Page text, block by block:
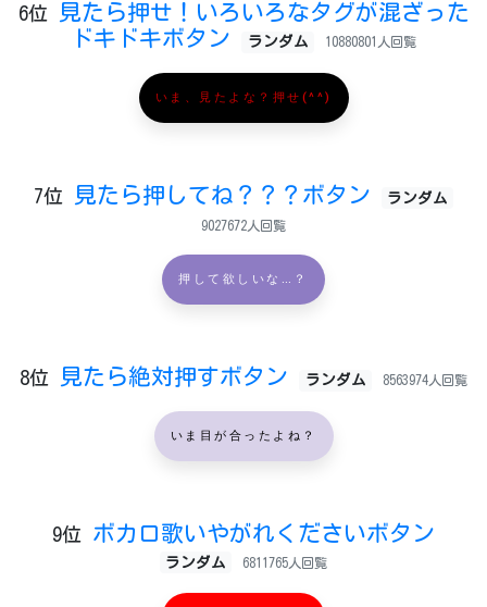
6位
見たら押せ！いろいろなタグが混ざった
ドキドキボタン
ランダム 10880801人回覧
いま、見たよな？押せ(^^)
7位 見たら押してね？？？ボタン ランダム
9027672人回覧
押して欲しいな…？
8位 見たら絶対押すボタン ランダム 8563974人回覧
いま目が合ったよね？
9位 ボカロ歌いやがれくださいボタン
ランダム 6811765人回覧